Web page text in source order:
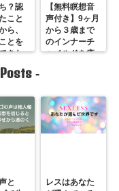
？認
こと
ら、
とを
きた
【無料瞑想音
声付き】9ヶ月
から３歳まで
のインナーチ
ャイルドを癒
-
と
レスはあなた